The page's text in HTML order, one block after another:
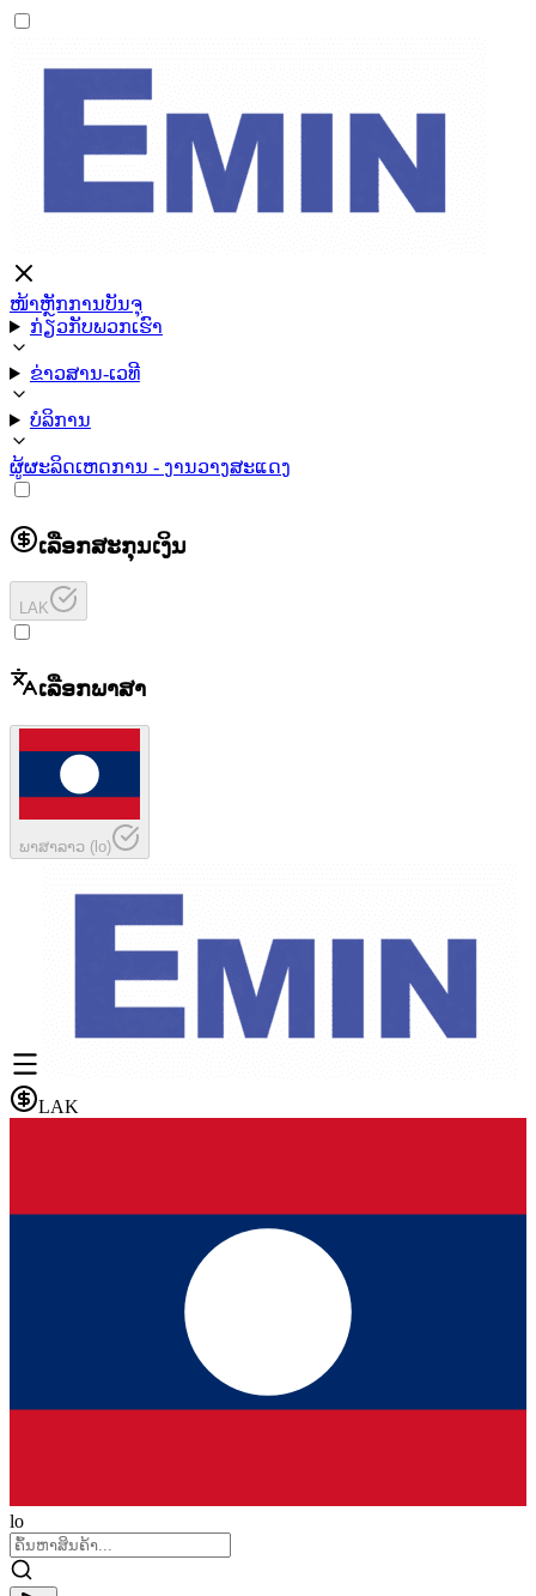
ໜ້າຫຼັກການບັນຈຸ
ກ່ຽວກັບພວກເຮົາ
ຂ່າວສານ-ເວທີ
ບໍລິການ
ຜູ້ຜະລິດເຫດການ - ງານວາງສະແດງ
ເລືອກສະກຸນເງິນ
LAK
ເລືອກພາສາ
ພາສາລາວ (lo)
LAK
lo